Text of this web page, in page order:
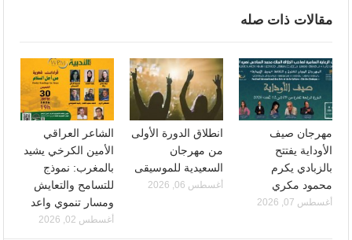
مقالات ذات صله
مهرجان صيف
الأوداية يفتتح
بالزبادي يكرم
محمود مكري
أغسطس 07, 2026
انطلاق الدورة الأولى
من مهرجان
السعيدية للموسيقى
أغسطس 06, 2026
الشاعر العراقي
الأمين الكرخي يشيد
بالمغرب: نموذج
للتسامح والتعايش
ومسار تنموي واعد
أغسطس 02, 2026